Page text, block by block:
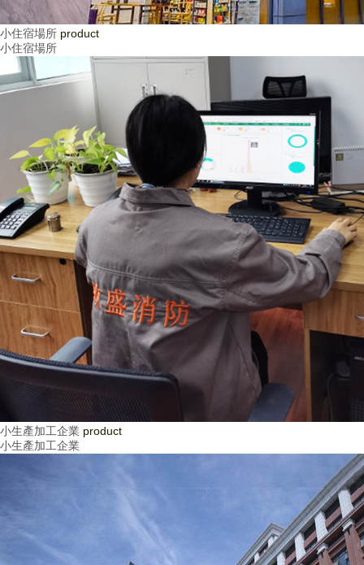
小住宿場所 product
小住宿場所
小生產加工企業 product
小生產加工企業